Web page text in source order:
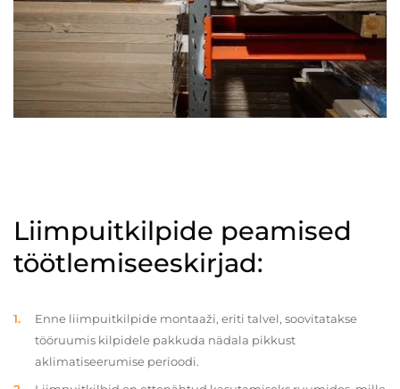
Liimpuitkilpide peamised
töötlemiseeskirjad:
Enne liimpuitkilpide montaaži, eriti talvel, soovitatakse
tööruumis kilpidele pakkuda nädala pikkust
aklimatiseerumise perioodi.